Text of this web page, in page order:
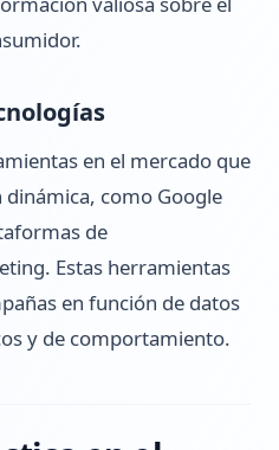
en el mercado que
como Google
de
Estas herramientas
en función de datos
y de comportamiento.